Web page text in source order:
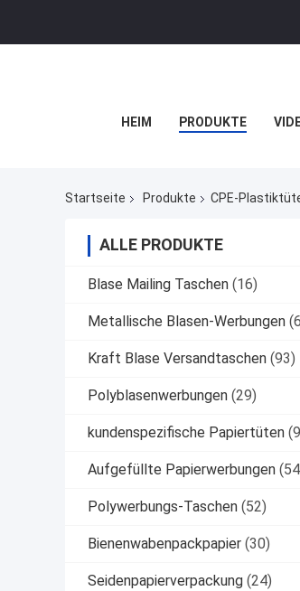
HEIM PRODUKTE
Startseite Produkte CPE-
ALLE PRODUKTE
Blase Mailing Taschen (16)
Metallische Blasen-Werbungen
Kraft Blase Versandtaschen (93)
Polyblasenwerbungen (29)
kundenspezifische Papiertüten
Aufgefüllte Papierwerbungen
Polywerbungs-Taschen (52)
Bienenwabenpackpapier (30)
Seidenpapierverpackung (24)